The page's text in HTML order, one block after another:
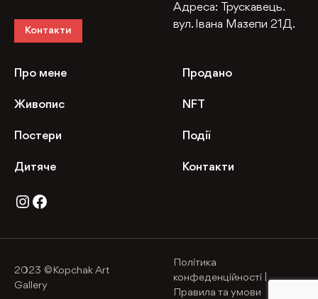
Контакти
Адреса:
Трускавець.
вул. Івана Мазепи 21Д.
Про мене
Живопис
Постери
Дитяче
Продано
NFT
Події
Контакти
Instagram
Facebook
2023 ©Kopchak Art
Gallery
Політика
конфеденційності
Правила та умови